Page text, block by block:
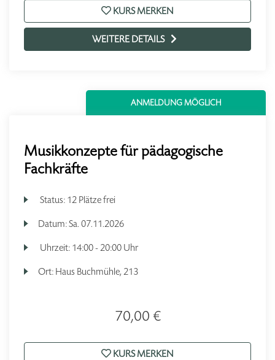
KURS MERKEN
WEITERE DETAILS
ANMELDUNG MÖGLICH
Musikkonzepte für pädagogische
Fachkräfte
Status: 12 Plätze frei
Datum:Sa. 07.11.2026
Uhrzeit: 14:00 - 20:00 Uhr
Ort: Haus Buchmühle, 213
70,00 €
KURS MERKEN